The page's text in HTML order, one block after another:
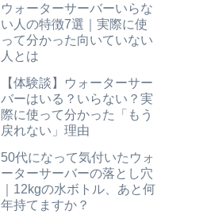
ウォーターサーバーいらな
い人の特徴7選｜実際に使
って分かった向いていない
人とは
【体験談】ウォーターサー
バーはいる？いらない？実
際に使って分かった「もう
戻れない」理由
50代になって気付いたウォ
ーターサーバーの落とし穴
｜12kgの水ボトル、あと何
年持てますか？